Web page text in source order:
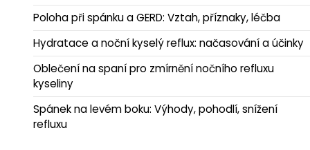
Poloha při spánku a GERD: Vztah, příznaky, léčba
Hydratace a noční kyselý reflux: načasování a účinky
Oblečení na spaní pro zmírnění nočního refluxu
kyseliny
Spánek na levém boku: Výhody, pohodlí, snížení
refluxu